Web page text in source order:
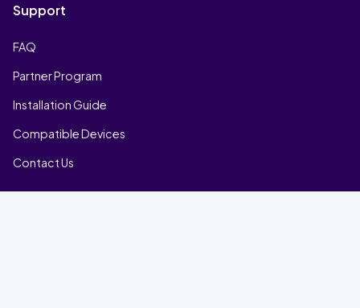
Support
FAQ
Partner Program
Installation Guide
Compatible Devices
Contact Us